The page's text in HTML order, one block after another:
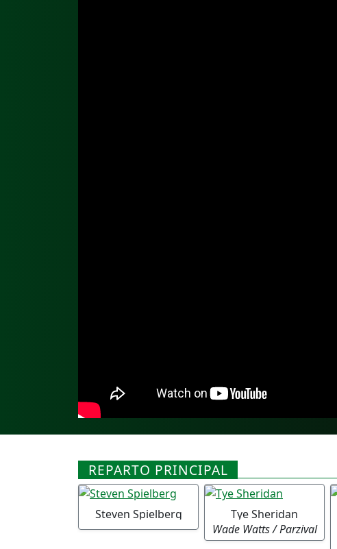
REPARTO PRINCIPAL
Steven Spielberg
Tye Sheridan
Wade Watts / Parzival